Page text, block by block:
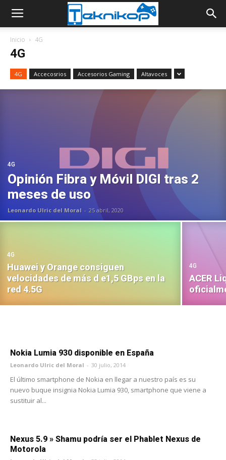
Inicio 4G
4G
4G Accecosrios Accesorios Gaming Altavoces
4G
Opinión Fibra y Móvil DIGI tras 2
meses de uso
Leonardo Ulric del Moral - 25 abril, 2020
4G
Huawei y Orange consiguen
velocidades de más d e1,5 GBps en la
red 4.5G
4G
ACER
Nokia Lumia 930 disponible en España
Leonardo Ulric del Moral - 30 julio, 2014
El último smartphone de Nokia en llegar a nuestro país es su
nuevo buque insignia Nokia Lumia 930, smartphone que viene a
sustituir al...
Nexus 5.9 » Shamu podría ser el Phablet Nexus de
Motorola